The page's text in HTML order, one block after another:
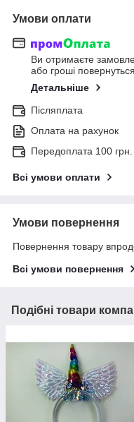
Умови оплати
Ви отримаєте
або гроші
Детальніше
Післяплата
Оплата на рахунок
Передоплата 100
Всі умови оплати
Умови повернення
Повернення товару
Всі умови повернення
Подібні товари